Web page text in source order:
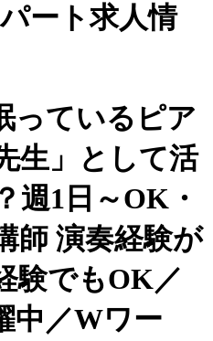
ート求人情
っているピア
生」として活
週1日～OK・
師 演奏経験が
験でもOK／
中／Wワー